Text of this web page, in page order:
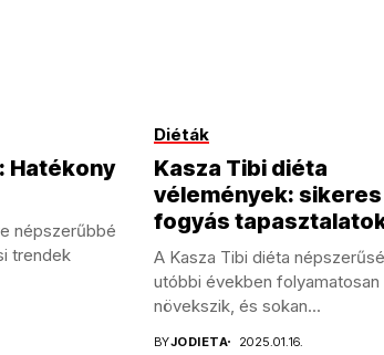
Hatékony
népszerűbbé
trendek
Diéták
Kasza Tibi diéta
vélemények: sikeres
fogyás
A Kasza Tibi diéta
utóbbi években folyamatosan
növekszik, és sokan...
BYJODIETA 2025.01.16.